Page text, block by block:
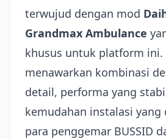
terwujud dengan mod
Grandmax Ambulance
khusus untuk platform ini.
menawarkan kombinasi
detail, performa yang
kemudahan instalasi yang
para penggemar BUSSID